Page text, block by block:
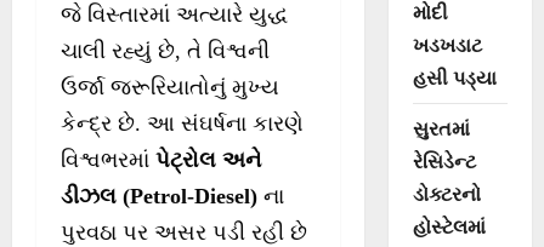
જે વિસ્તારમાં અત્યારે યુદ્ધ
ચાલી રહ્યું છે, તે વિશ્વની
ઉર્જા જરૂરિયાતોનું મુખ્ય
કેન્દ્ર છે. આ સંઘર્ષના કારણે
વિશ્વભરમાં પેટ્રોલ અને
ડીઝલ (Petrol-Diesel) ના
પુરવઠા પર અસર પડી રહી છે
મોદી
ખડખડાટ
હસી પડ્યા
સુરતમાં
રેસિડેન્ટ
ડોક્ટરનો
હોસ્ટેલમાં